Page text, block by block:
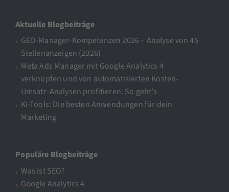
Aktuelle Blogbeiträge
GEO-Manager-Kompetenzen 2026 – Analyse von 45
Stellenanzeigen (2026)
Meta Ads Manager mit Google Analytics 4
verknüpfen und von automatisierten Kosten-
Umsatz-Analysen profitieren: So geht’s
KI-Tools: Die besten Anwendungen für dein
Marketing
Populäre Blogbeiträge
Was ist SEO?
Google Analytics 4